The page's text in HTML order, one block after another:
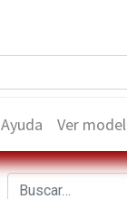
Ayuda Ver